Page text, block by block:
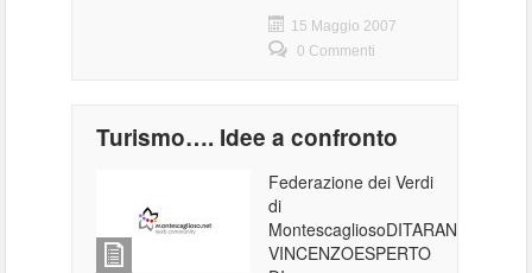
15 Maggio 2007
0 Commenti
Turismo…. Idee a confronto
Federazione dei Verdi
di
MontescagliosoDITARANTO
VINCENZOESPERTO